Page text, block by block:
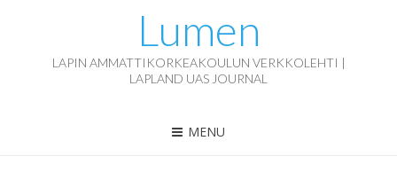
Lumen
LAPIN AMMATTIKORKEAKOULUN VERKKOLEHTI |
LAPLAND UAS JOURNAL
MENU